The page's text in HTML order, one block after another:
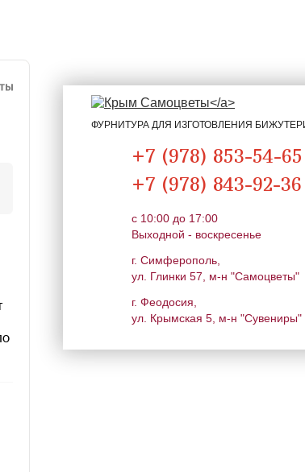
ФУРНИТУРА ДЛЯ ИЗГОТОВЛЕНИЯ
+7 (978) 853-54-65
+7 (978) 843-92-36
c 10:00 до 17:00
Выходной - воскресенье
г. Симферополь,
ул. Глинки 57, м-н "Самоцветы"
г. Феодосия,
ул. Крымская 5, м-н "Сувениры"